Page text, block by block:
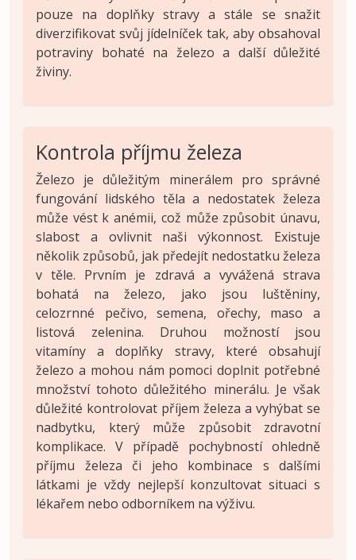
pouze na doplňky stravy a stále se snažit
diverzifikovat svůj jídelníček tak, aby obsahoval
potraviny bohaté na železo a další důležité
živiny.
Kontrola příjmu železa
Železo je důležitým minerálem pro správné
fungování lidského těla a nedostatek železa
může vést k anémii, což může způsobit únavu,
slabost a ovlivnit naši výkonnost. Existuje
několik způsobů, jak předejít nedostatku železa
v těle. Prvním je zdravá a vyvážená strava
bohatá na železo, jako jsou luštěniny,
celozrnné pečivo, semena, ořechy, maso a
listová zelenina. Druhou možností jsou
vitamíny a doplňky stravy, které obsahují
železo a mohou nám pomoci doplnit potřebné
množství tohoto důležitého minerálu. Je však
důležité kontrolovat příjem železa a vyhýbat se
nadbytku, který může způsobit zdravotní
komplikace. V případě pochybností ohledně
příjmu železa či jeho kombinace s dalšími
látkami je vždy nejlepší konzultovat situaci s
lékařem nebo odborníkem na výživu.